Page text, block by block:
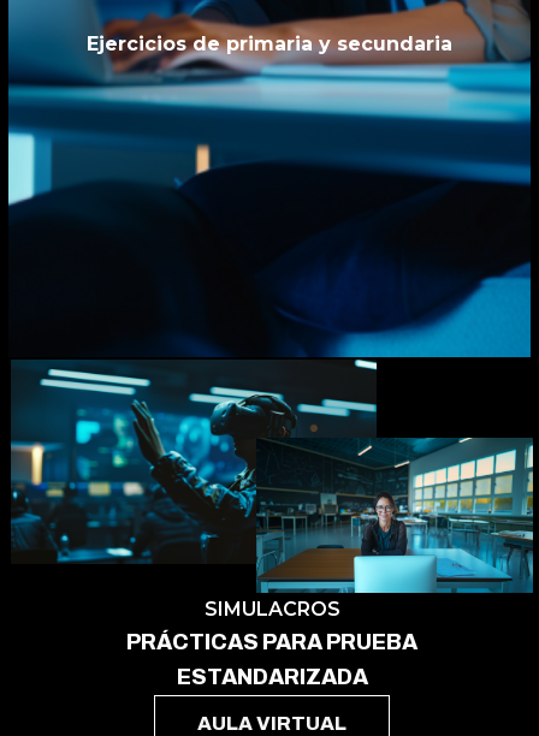
Ejercicios de primaria y secundaria
SIMULACROS
PRÁCTICAS PARA PRUEBA
ESTANDARIZADA
AULA VIRTUAL